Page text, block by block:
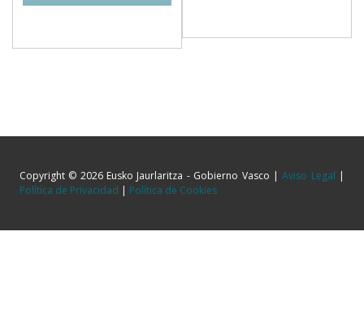
Copyright © 2026 Eusko Jaurlaritza - Gobierno Vasco |Aviso Legal |
Política de Privacidad | Política de Cookies